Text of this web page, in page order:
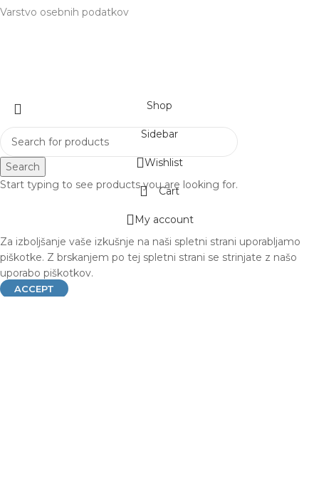
Varstvo osebnih podatkov
Search
Start typing to see products you are looking for.
Shop
Sidebar
Wishlist
Cart
My account
Za izboljšanje vaše izkušnje na naši spletni strani uporabljamo
piškotke. Z brskanjem po tej spletni strani se strinjate z našo
uporabo piškotkov.
ACCEPT